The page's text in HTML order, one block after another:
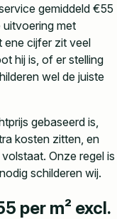
gemiddeld €55
met
ene cijfer zit veel
hij is, of er stelling
wel de juiste
gebaseerd is,
kosten zitten, en
Onze regel is
schilderen wij.
per m² excl.